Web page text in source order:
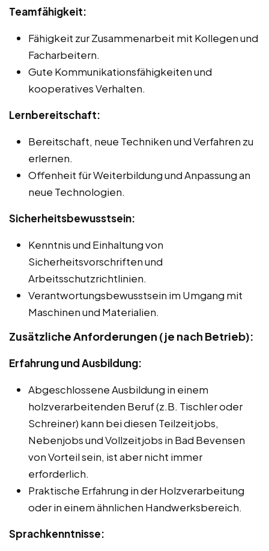
Teamfähigkeit:
Fähigkeit zur Zusammenarbeit mit Kollegen und
Facharbeitern.
Gute Kommunikationsfähigkeiten und
kooperatives Verhalten.
Lernbereitschaft:
Bereitschaft, neue Techniken und Verfahren zu
erlernen.
Offenheit für Weiterbildung und Anpassung an
neue Technologien.
Sicherheitsbewusstsein:
Kenntnis und Einhaltung von
Sicherheitsvorschriften und
Arbeitsschutzrichtlinien.
Verantwortungsbewusstsein im Umgang mit
Maschinen und Materialien.
Zusätzliche Anforderungen (je nach Betrieb):
Erfahrung und Ausbildung:
Abgeschlossene Ausbildung in einem
holzverarbeitenden Beruf (z.B. Tischler oder
Schreiner) kann bei diesen Teilzeitjobs,
Nebenjobs und Vollzeitjobs in Bad Bevensen
von Vorteil sein, ist aber nicht immer
erforderlich.
Praktische Erfahrung in der Holzverarbeitung
oder in einem ähnlichen Handwerksbereich.
Sprachkenntnisse: